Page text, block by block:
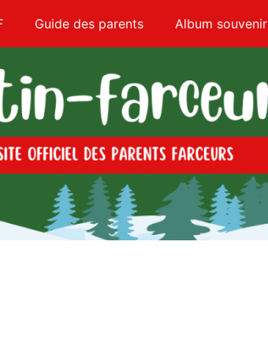
Guide des parents Album souvenir